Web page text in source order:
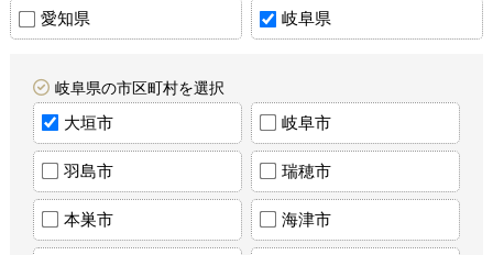
愛知県 岐阜県
岐阜県の市区町村を選択
大垣市 岐阜市
羽島市 瑞穂市
本巣市 海津市